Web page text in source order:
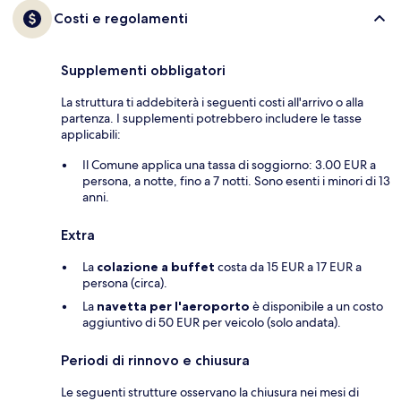
Costi e regolamenti
Supplementi obbligatori
La struttura ti addebiterà i seguenti costi all'arrivo o alla
partenza. I supplementi potrebbero includere le tasse
applicabili:
Il Comune applica una tassa di soggiorno: 3.00 EUR a
persona, a notte, fino a 7 notti. Sono esenti i minori di 13
anni.
Extra
La colazione a buffet costa da 15 EUR a 17 EUR a
persona (circa).
La navetta per l'aeroporto è disponibile a un costo
aggiuntivo di 50 EUR per veicolo (solo andata).
Periodi di rinnovo e chiusura
Le seguenti strutture osservano la chiusura nei mesi di